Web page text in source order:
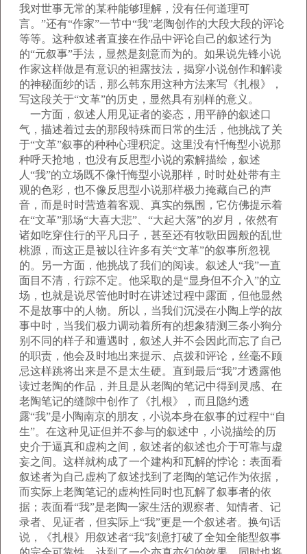
我对世事无常的某种能够理解，没有任何道理可
言。”还有“作家”一节中“我”老陶创作的大段大段的评论
等等。这种叙述者直接在作品中评论自己的叙述行为
的“元叙事”手法，显然是刻意而为的。如果说先锋小说
作家这样做是有意识的袒露技法，揭穿小说创作和解读
的神秘面纱的话，那么韩东用这种方法来写《扎根》，
写这段关于“文革”的历史，显然具有别样的意义。
一方面，叙述人用见证者的姿态，用平静的叙述口
气，描述着过去的那段特殊而日常的生活，他挑战了关
于“文革”叙事的种种心理积淀。这里没有忏悔型小说那
种呼天抢地，也没有反思型小说的索解描绘，叙述
人“我”的立场既不像忏悔型小说那样，时时处处带有主
观的色彩，也不像反思型小说那样极力掩藏自己的声
音，而是时时营造着客观、真实的氛围，它仿佛提示着
在“文革”那场“大喜大悲”、“大起大落”的岁月，依然有
诸如吃穿住行的平凡日子，甚至还有牧歌田园般的乱世
桃源，而这正是被以往许多有关“文革”的叙事所忽视
的。另一方面，他挑战了我们的阅读。叙述人“我”一直
面目不清，行踪不定。他采取的是“显身但不介入”的立
场，也就是说尽管他时时在讲述过程中露面，但他显然
不是故事中的人物。所以，当我们沉浸在小陶上学的故
事中时，当我们极力调动着所有的想象猜测三条小狗分
别不同的样子和遭遇时，叙述人并不会因此而忘了自己
的职责，他会及时地出来提示、点拨和评论，丝毫不顾
忌这样跳将出来是不是太生硬。直到最后“我”才透露他
读过老陶的作品，并且是从老陶的笔记中得到灵感、在
老陶笔记的缝隙中创作了《扎根》，而且隐约透
露“我”是小陶南京的朋友，小说本身在叙事的过程中“自
生”。在这种见证但并不参与的叙述中，小说描绘的历
史介于逼真和虚构之间，叙述者的叙述也介于可靠与虚
妄之间。这样就构成了一个建构和瓦解的悖论：表面看
叙述者为自己虚构了叙述找到了老陶的笔记作为依据，
而实际上老陶笔记的虚构性同时也瓦解了叙事者的依
据；表面看“我”是老陶一家生活的观察者、知情者、记
录者、见证者，但实际上“我”更是一个叙述者。换句话
说，《扎根》用叙述者“我”刻意打破了全知全能型叙事